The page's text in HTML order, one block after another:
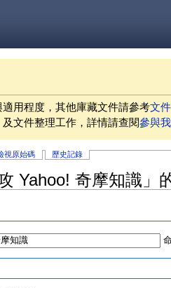
用程度，其他庫藏文件請參考文
文件整理工作，詳情請查閱參與
視原始碼 歷史記錄
Yahoo! 奇摩知識」